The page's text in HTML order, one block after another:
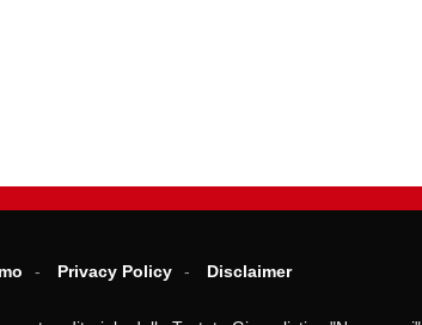
Privacy Policy Disclaimer